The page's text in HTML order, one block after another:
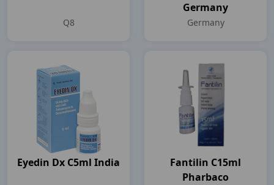
Q8
Germany
Germany
Eyedin Dx C5ml India
Fantilin C15ml
Pharbaco